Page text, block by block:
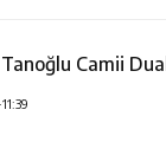
Camii